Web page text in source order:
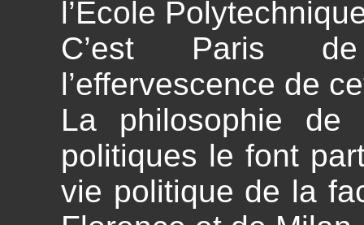
l’Ecole
C’est Paris
l’effervescence de
La philosophie
politiques le font
vie politique de la